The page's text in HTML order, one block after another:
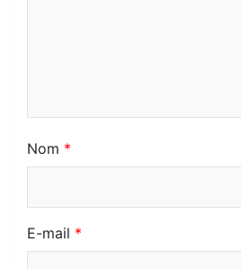
Nom *
E-mail *